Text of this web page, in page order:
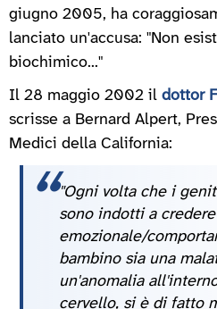
giugno 2005, ha
lanciato un'accusa: "Non
biochimico..."
Il 28 maggio 2002 il dottor
scrisse a Bernard Alpert,
Medici della California:
"Ogni volta che i
sono indotti a
emozionale/
bambino sia una
un'anomalia
cervello, si è di fatto